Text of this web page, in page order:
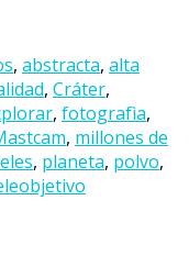
, abstracta, alta
, Cráter,
, fotografìa,
, millones de
, planeta, polvo,